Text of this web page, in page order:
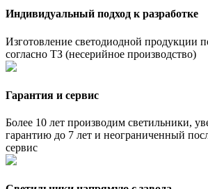
Индивидуальный подход к разработке
Изготовление светодиодной продукции
согласно ТЗ (несерийное производство)
Гарантия и сервис
Более 10 лет производим светильники,
гарантию до 7 лет и неограниченный
сервис